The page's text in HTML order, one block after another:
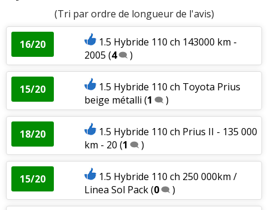
(Tri par ordre de longueur de l'avis)
16/20
1.5 Hybride 110 ch 143000 km -
2005 (4 )
15/20
1.5 Hybride 110 ch Toyota Prius
beige métalli (1 )
18/20
1.5 Hybride 110 ch Prius II - 135 000
km - 20 (1 )
15/20
1.5 Hybride 110 ch 250 000km /
Linea Sol Pack(0 )